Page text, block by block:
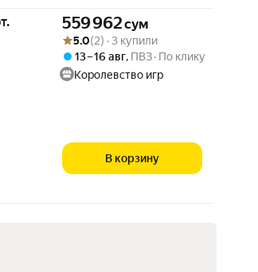
Цена 559962 сум вместо
559 962сум
Рейтинг товара: 5.0 из 5
Оценок: (2) · 3 купили
5.0(2) · 3 купили
13 – 16 авг, ПВЗ По клику
Королевство игр
В корзину